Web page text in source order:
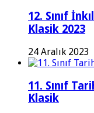
12. Sınıf
Klasik 2023
24 Aralık 2023
11. Sınıf
Klasik